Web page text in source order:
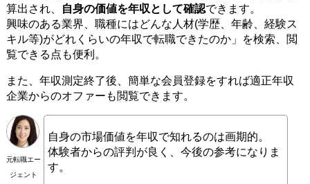
算出され、
自身の価値を年収として確認できます。
興味のある業界、職種にはどんな人材(学歴、年齢、経験ス
キル等)がどれくらいの年収で転職できたのか」を検索、閲
覧できる点も便利。
また、年収測定終了後、簡単な会員登録をすれば適正年収
企業からのオファーも閲覧できます。
元転職エー
ジェント
自身の市場価値を年収で知れるのは画期的。
体験者からの評判が良く、今後の参考になりま
す。